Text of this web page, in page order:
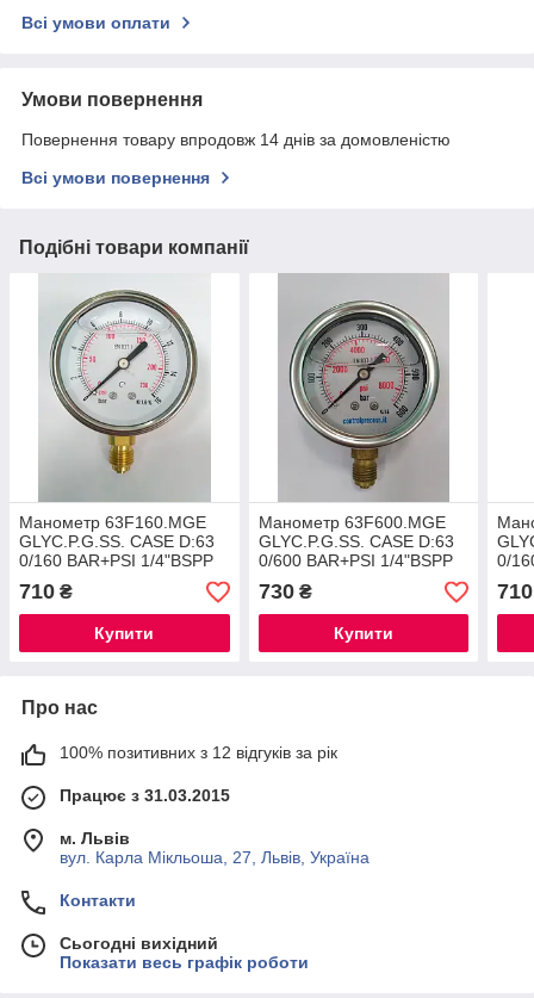
Всі умови оплати
Умови повернення
Повернення товару впродовж 14 днів за домовленістю
Всі умови повернення
Подібні товари компанії
Манометр 63F160.MGE
GLYC.P.G.SS. CASE D:63
0/160 BAR+PSI 1/4"BSPP
BACK+FLANGE
710 ₴
Купити
Манометр 63F600.MGE
GLYC.P.G.SS. CASE D:63
0/600 BAR+PSI 1/4"BSPP
BACK+FLANGE
730₴
Купити
0/
710
Про нас
100% позитивних з 12 відгуків за рік
Працює з 31.03.2015
м. Львів
вул. Карла Мікльоша, 27, Львів, Україна
Контакти
Сьогодні вихідний
Показати весь графік роботи